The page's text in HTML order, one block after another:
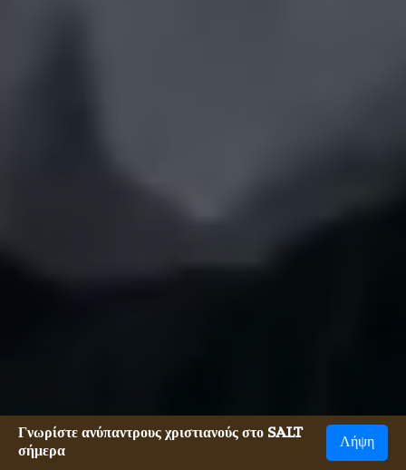
Γνωρίστε ανύπαντρους χριστιανούς στο SALT
σήμερα
Λήψη